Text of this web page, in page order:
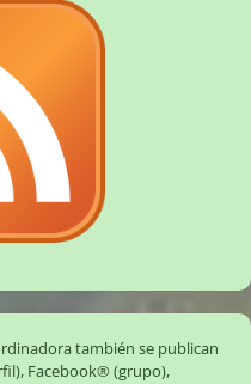
también se publican
, Facebook® (grupo),